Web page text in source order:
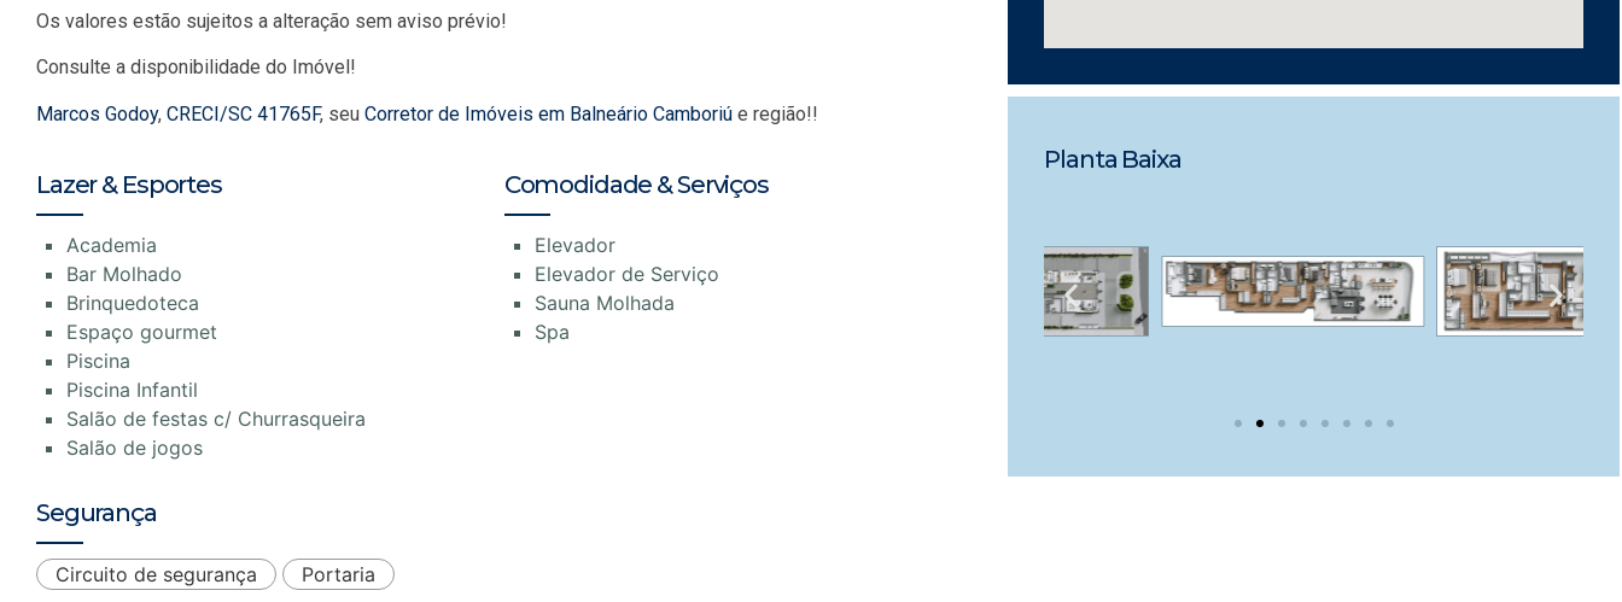
Os valores estão sujeitos a alteração sem aviso prévio!
Consulte a disponibilidade do Imóvel!
Marcos Godoy, CRECI/SC 41765F, seu Corretor de Imóveis em Balneário Camboriú e região!!
Lazer & Esportes
Academia
Bar Molhado
Brinquedoteca
Espaço gourmet
Piscina
Piscina Infantil
Salão de festas c/ Churrasqueira
Salão de jogos
Comodidade & Serviços
Elevador
Elevador de Serviço
Sauna Molhada
Spa
Segurança
Circuito de segurança Portaria
Planta Baixa